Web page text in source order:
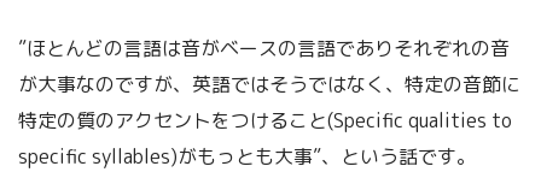
”ほとんどの言語は音がベースの言語でありそれぞれの音
が大事なのですが、英語ではそうではなく、特定の音節に
特定の質のアクセントをつけること(Specific qualities to
specific syllables)がもっとも大事”、という話です。